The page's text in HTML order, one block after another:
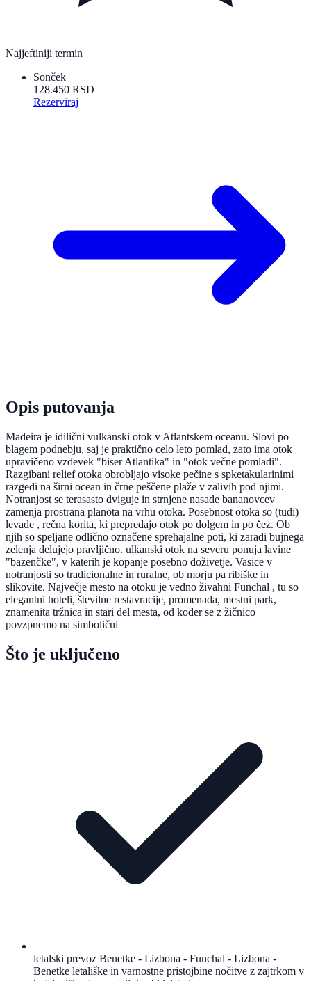
Najjeftiniji termin
Sonček
128.450 RSD
Rezerviraj
Opis putovanja
Madeira je idilični vulkanski otok v Atlantskem oceanu. Slovi po
blagem podnebju, saj je praktično celo leto pomlad, zato ima otok
upravičeno vzdevek "biser Atlantika" in "otok večne pomladi".
Razgibani relief otoka obrobljajo visoke pečine s spketakularinimi
razgedi na širni ocean in črne peščene plaže v zalivih pod njimi.
Notranjost se terasasto dviguje in strnjene nasade bananovcev
zamenja prostrana planota na vrhu otoka. Posebnost otoka so (tudi)
levade , rečna korita, ki prepredajo otok po dolgem in po čez. Ob
njih so speljane odlično označene sprehajalne poti, ki zaradi bujnega
zelenja delujejo pravljično. ulkanski otok na severu ponuja lavine
"bazenčke", v katerih je kopanje posebno doživetje. Vasice v
notranjosti so tradicionalne in ruralne, ob morju pa ribiške in
slikovite. Največje mesto na otoku je vedno živahni Funchal , tu so
elegantni hoteli, številne restavracije, promenada, mestni park,
znamenita tržnica in stari del mesta, od koder se z žičnico
povzpnemo na simbolični
Što je uključeno
letalski prevoz Benetke - Lizbona - Funchal - Lizbona -
Benetke letališke in varnostne pristojbine nočitve z zajtrkom v